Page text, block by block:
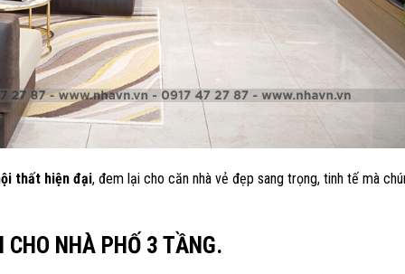
thất hiện đại, đem lại cho căn nhà vẻ đẹp sang trọng, tinh tế mà
NHÀ PHỐ 3 TẦNG.